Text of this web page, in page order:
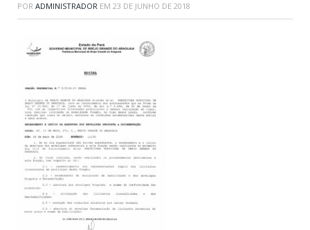
POR ADMINISTRADOR EM 23 DE JUNHO DE 2018